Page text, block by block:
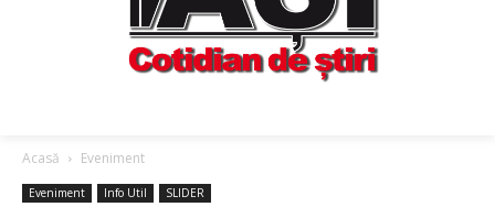
Acasă Eveniment
Eveniment Info Util SLIDER